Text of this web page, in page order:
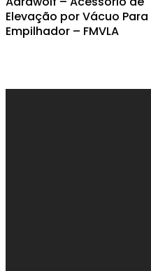
Elevação por Vácuo Para
Empilhador – FMVLA